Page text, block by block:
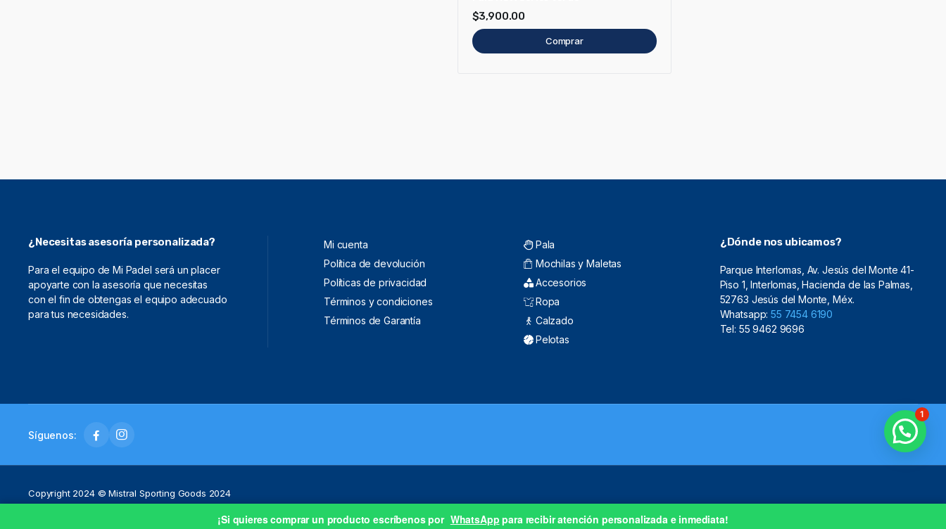
$3,900.00
Comprar
¿Necesitas asesoría personalizada?
Para el equipo de Mi Padel será un placer
apoyarte con la asesoría que necesitas
con el fin de obtengas el equipo adecuado
para tus necesidades.
Mi cuenta
Política de devolución
Políticas de privacidad
Términos y condiciones
Términos de Garantía
Pala
Mochilas y Maletas
Accesorios
Ropa
Calzado
Pelotas
¿Dónde nos ubicamos?
Parque Interlomas, Av. Jesús del Monte 41-
Piso 1, Interlomas, Hacienda de las Palmas,
52763 Jesús del Monte, Méx.
Whatsapp:55 7454 6190
Tel: 55 9462 9696
Síguenos:
Copyright 2024 © Mistral Sporting Goods 2024
¡Si quieres comprar un producto escríbenos por WhatsApp para recibir atención personalizada e inmediata!
1